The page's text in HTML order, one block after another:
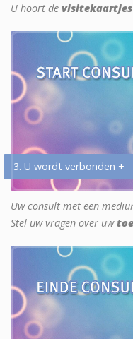
U hoort de visitekaartjes
3. U wordt verbonden +
Uw consult met een
Stel uw vragen over uw